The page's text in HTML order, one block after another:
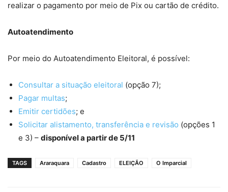
realizar o pagamento por meio de Pix ou cartão de crédito.
Autoatendimento
Por meio do Autoatendimento Eleitoral, é possível:
Consultar a situação eleitoral (opção 7);
Pagar multas;
Emitir certidões; e
Solicitar alistamento, transferência e revisão (opções 1
e 3) – disponível a partir de 5/11
TAGS Araraquara Cadastro ELEIÇÃO O Imparcial